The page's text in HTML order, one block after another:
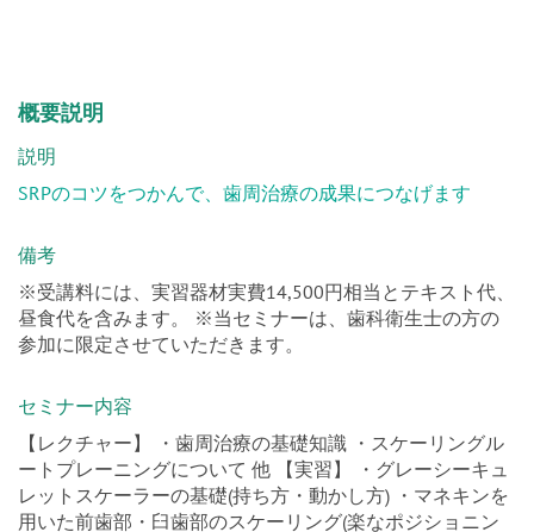
概要説明
説明
SRPのコツをつかんで、歯周治療の成果につなげます
備考
※受講料には、実習器材実費14,500円相当とテキスト代、
昼食代を含みます。 ※当セミナーは、歯科衛生士の方の
参加に限定させていただきます。
セミナー内容
【レクチャー】 ・歯周治療の基礎知識 ・スケーリングル
ートプレーニングについて 他 【実習】 ・グレーシーキュ
レットスケーラーの基礎(持ち方・動かし方) ・マネキンを
用いた前歯部・臼歯部のスケーリング(楽なポジショニン